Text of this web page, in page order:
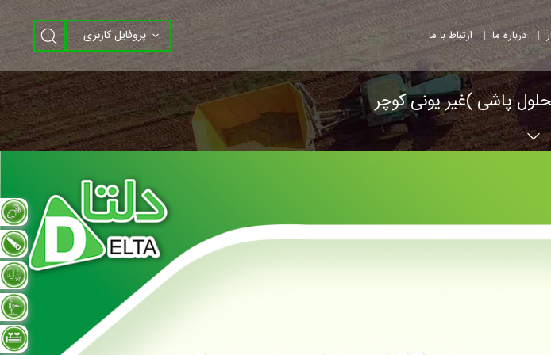
پروفایل کاربری | درباره ما | ارتباط با ما
پاشی )غیر یونی کوچر